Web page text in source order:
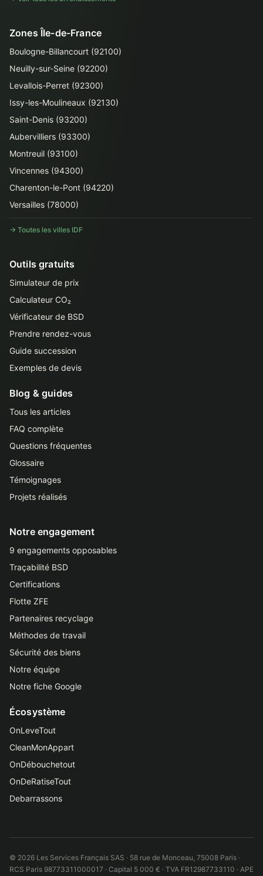
Zones Île-de-France
Boulogne-Billancourt (92100)
Neuilly-sur-Seine (92200)
Levallois-Perret (92300)
Issy-les-Moulineaux (92130)
Saint-Denis (93200)
Aubervilliers (93300)
Montreuil (93100)
Vincennes (94300)
Charenton-le-Pont (94220)
Versailles (78000)
→ Toutes les villes IDF
Outils gratuits
Simulateur de prix
Calculateur CO₂
Vérificateur de BSD
Prendre rendez-vous
Guide succession
Exemples de devis
Blog & guides
Tous les articles
FAQ complète
Questions fréquentes
Glossaire
Témoignages
Projets réalisés
Notre engagement
9 engagements opposables
Traçabilité BSD
Certifications
Flotte ZFE
Partenaires recyclage
Méthodes de travail
Sécurité des biens
Notre équipe
Notre fiche Google
Écosystème
OnLeveTout
CleanMonAppart
OnDébouchetout
OnDeRatiseTout
Debarrassons
© 2026 Les Services Français SAS · 58 rue de Monceau, 75008 Paris ·
RCS Paris 98773311000017 · Capital 5 000 € · TVA FR12987733110 · APE